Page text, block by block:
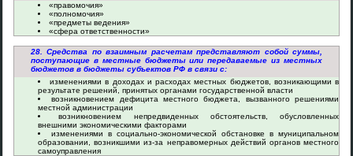
«правомочия»
«полномочия»
«предметы ведения»
«сфера ответственности»
28. Средства по взаимным расчетам представляют собой суммы,
поступающие в местные бюджеты или передаваемые из местных
бюджетов в бюджеты субъектов РФ в связи с:
изменениями в доходах и расходах местных бюджетов, возникающими в
результате решений, принятых органами государственной власти
возникновением дефицита местного бюджета, вызванного решениями
местной администрации
возникновением непредвиденных обстоятельств, обусловленных
внешними экономическими факторами
изменениями в социально-экономической обстановке в муниципальном
образовании, возникшими из-за неправомерных действий органов местного
самоуправления